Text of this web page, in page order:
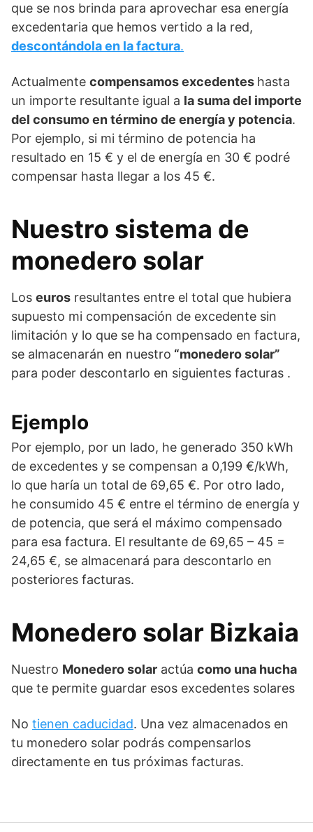
que se nos brinda para aprovechar esa energía
excedentaria que hemos vertido a la red,
descontándola en la factura.
Actualmente compensamos excedentes hasta
un importe resultante igual a la suma del importe
del consumo en término de energía y potencia.
Por ejemplo, si mi término de potencia ha
resultado en 15 € y el de energía en 30 € podré
compensar hasta llegar a los 45 €.
Nuestro sistema de
monedero solar
Los euros resultantes entre el total que hubiera
supuesto mi compensación de excedente sin
limitación y lo que se ha compensado en factura,
se almacenarán en nuestro “monedero solar”
para poder descontarlo en siguientes facturas .
Ejemplo
Por ejemplo, por un lado, he generado 350 kWh
de excedentes y se compensan a 0,199 €/kWh,
lo que haría un total de 69,65 €. Por otro lado,
he consumido 45 € entre el término de energía y
de potencia, que será el máximo compensado
para esa factura. El resultante de 69,65 – 45 =
24,65 €, se almacenará para descontarlo en
posteriores facturas.
Monedero solar Bizkaia
Nuestro Monedero solar actúa como una hucha
que te permite guardar esos excedentes solares
No tienen caducidad. Una vez almacenados en
tu monedero solar podrás compensarlos
directamente en tus próximas facturas.